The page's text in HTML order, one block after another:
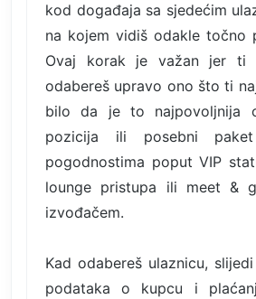
kod događaja sa sjedećim
na kojem vidiš odakle točno
Ovaj korak je važan jer ti
odabereš upravo ono što ti
bilo da je to najpovoljnija
pozicija ili posebni
pogodnostima poput VIP
lounge pristupa ili meet &
izvođačem.
Kad odabereš ulaznicu,
podataka o kupcu i